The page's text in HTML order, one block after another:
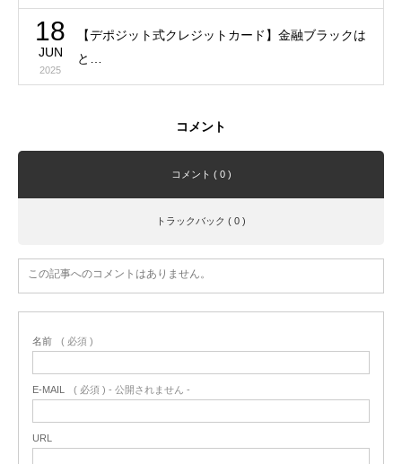
18
JUN
2025
【デポジット式クレジットカード】金融ブラックは
と…
コメント
コメント ( 0 )
トラックバック ( 0 )
この記事へのコメントはありません。
名前 ( 必須 )
E-MAIL ( 必須 ) - 公開されません -
URL